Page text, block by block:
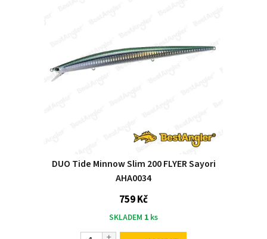
DUO Tide Minnow Slim 200 FLYER Sayori
AHA0034
759 Kč
SKLADEM 1 ks